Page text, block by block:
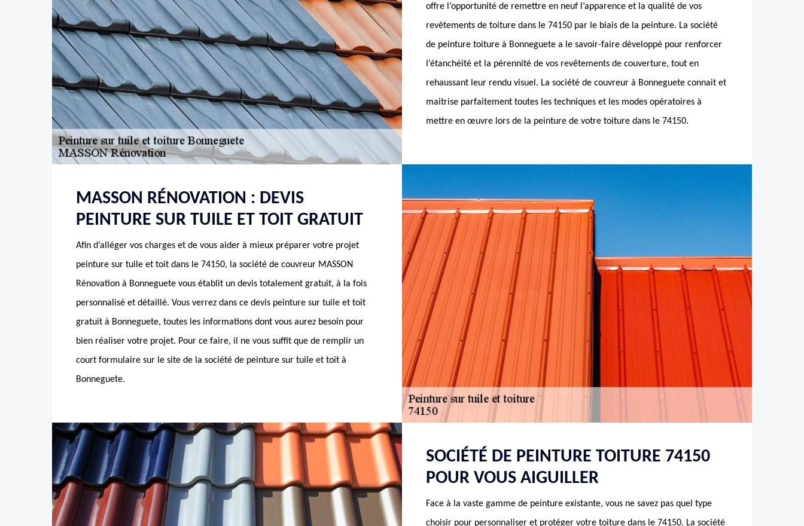
offre l’opportunité de remettre en neuf l’apparence et la qualité de vos
revêtements de toiture dans le 74150 par le biais de la peinture. La société
de peinture toiture à Bonneguete a le savoir-faire développé pour renforcer
l’étanchéité et la pérennité de vos revêtements de couverture, tout en
rehaussant leur rendu visuel. La société de couvreur à Bonneguete connait et
maitrise parfaitement toutes les techniques et les modes opératoires à
mettre en œuvre lors de la peinture de votre toiture dans le 74150.
MASSON RÉNOVATION : DEVIS
PEINTURE SUR TUILE ET TOIT GRATUIT
Afin d’alléger vos charges et de vous aider à mieux préparer votre projet
peinture sur tuile et toit dans le 74150, la société de couvreur MASSON
Rénovation à Bonneguete vous établit un devis totalement gratuit, à la fois
personnalisé et détaillé. Vous verrez dans ce devis peinture sur tuile et toit
gratuit à Bonneguete, toutes les informations dont vous aurez besoin pour
bien réaliser votre projet. Pour ce faire, il ne vous suffit que de remplir un
court formulaire sur le site de la société de peinture sur tuile et toit à
Bonneguete.
SOCIÉTÉ DE PEINTURE TOITURE 74150
POUR VOUS AIGUILLER
Face à la vaste gamme de peinture existante, vous ne savez pas quel type
choisir pour personnaliser et protéger votre toiture dans le 74150. La société